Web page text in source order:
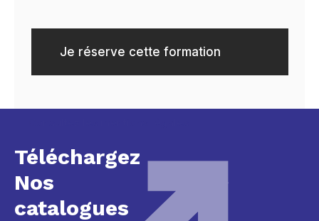
Je réserve cette formation
Téléchargez
Nos
catalogues